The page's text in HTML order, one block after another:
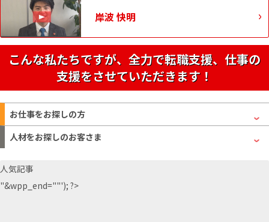
岸波 快明
こんな私たちですが、全力で転職支援、仕事の
支援をさせていただきます！
お仕事をお探しの方
人材をお探しのお客さま
人気記事
"&wpp_end=""'); ?>